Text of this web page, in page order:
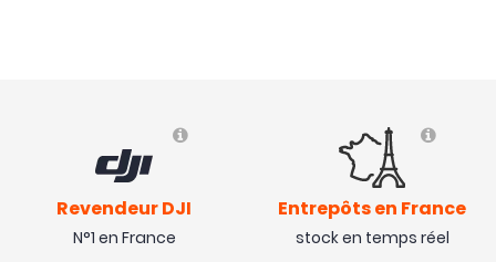
Revendeur DJI
N°1 en France
Entrepôts en France
stock en temps réel